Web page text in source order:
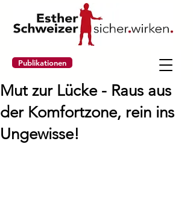
Publikationen
Mut zur Lücke - Raus aus
der Komfortzone, rein ins
Ungewisse!